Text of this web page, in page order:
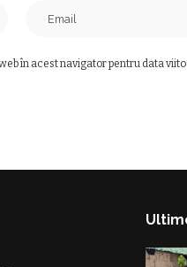
în acest navigator pentru data